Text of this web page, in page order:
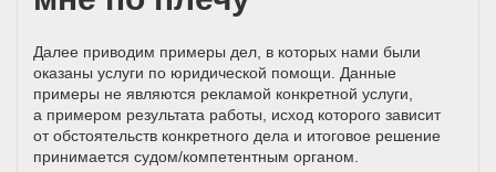
Далее приводим примеры дел, в которых нами были
оказаны услуги по юридической помощи. Данные
примеры не являются рекламой конкретной услуги,
а примером результата работы, исход которого зависит
от обстоятельств конкретного дела и итоговое решение
принимается судом/компетентным органом.